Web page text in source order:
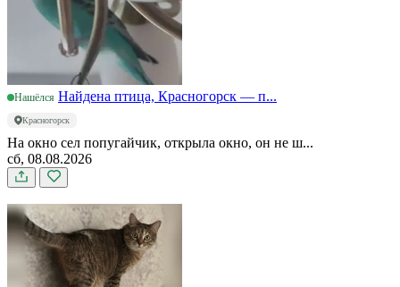
Нашёлся Найдена птица, Красногорск — п...
Красногорск
На окно сел попугайчик, открыла окно, он не ш...
сб, 08.08.2026